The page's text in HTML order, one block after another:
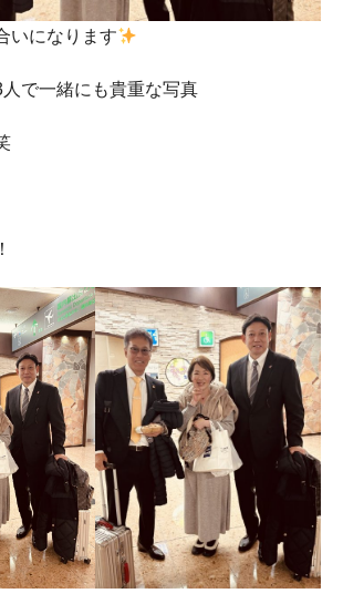
いになります
で一緒にも貴重な写真